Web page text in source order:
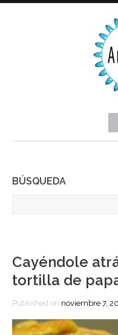
BÚSQUEDA
Cayéndole
tortilla de
Published on noviembre 7,